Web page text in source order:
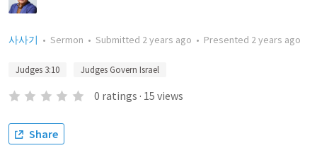
사사기 • Sermon • Submitted 2 years ago • Presented 2 years ago
Judges 3:10 Judges Govern Israel
0 ratings · 15 views
Share